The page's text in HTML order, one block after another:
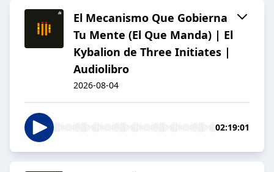
El Mecanismo Que Gobierna
Tu Mente (El Que Manda) | El
Kybalion de Three Initiates |
Audiolibro
2026-08-04
02:19:01